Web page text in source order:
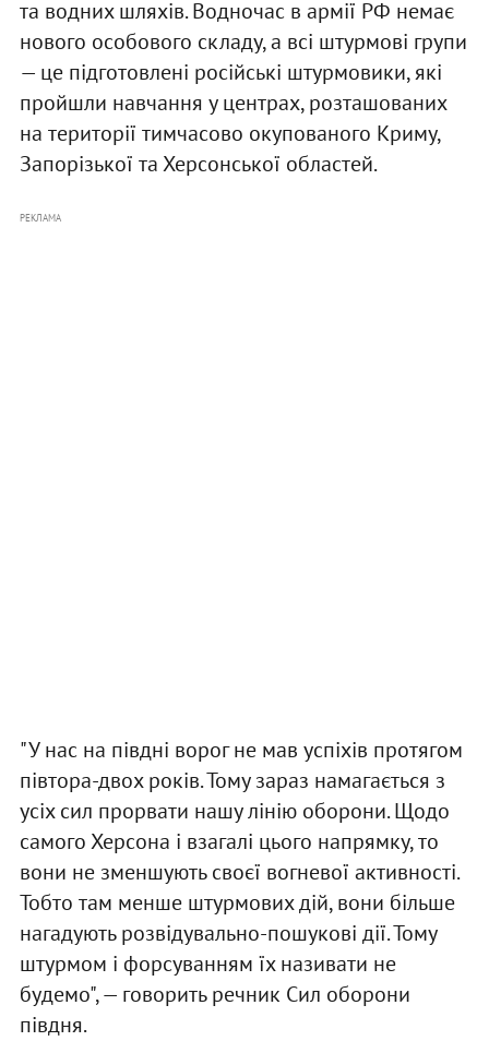
та водних шляхів. Водночас в армії РФ немає
нового особового складу, а всі штурмові групи
— це підготовлені російські штурмовики, які
пройшли навчання у центрах, розташованих
на території тимчасово окупованого Криму,
Запорізької та Херсонської областей.
РЕКЛАМА
"У нас на півдні ворог не мав успіхів протягом
півтора-двох років. Тому зараз намагається з
усіх сил прорвати нашу лінію оборони. Щодо
самого Херсона і взагалі цього напрямку, то
вони не зменшують своєї вогневої активності.
Тобто там менше штурмових дій, вони більше
нагадують розвідувально-пошукові дії. Тому
штурмом і форсуванням їх називати не
будемо", — говорить речник Сил оборони
півдня.